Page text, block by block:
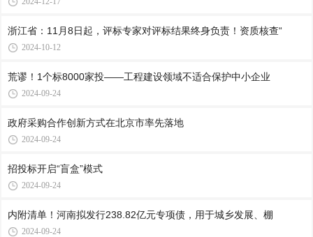
浙江省：11月8日起，评标专家对评标结果终身负责！资质核查“
2024-10-12
荒谬！1个标8000家投——工程建设领域不适合保护中小企业
2024-09-24
政府采购合作创新方式在北京市率先落地
2024-09-24
招投标开启“盲盒”模式
2024-09-24
内附清单！河南拟发行238.82亿元专项债，用于城乡发展、棚
2024-09-24